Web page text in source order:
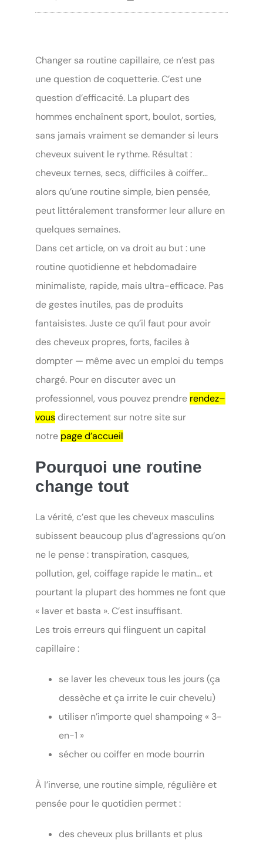
Changer sa routine capillaire, ce n’est pas
une question de coquetterie. C’est une
question d’efficacité. La plupart des
hommes enchaînent sport, boulot, sorties,
sans jamais vraiment se demander si leurs
cheveux suivent le rythme. Résultat :
cheveux ternes, secs, difficiles à coiffer…
alors qu’une routine simple, bien pensée,
peut littéralement transformer leur allure en
quelques semaines.
Dans cet article, on va droit au but : une
routine quotidienne et hebdomadaire
minimaliste, rapide, mais ultra-efficace. Pas
de gestes inutiles, pas de produits
fantaisistes. Juste ce qu’il faut pour avoir
des cheveux propres, forts, faciles à
dompter — même avec un emploi du temps
chargé. Pour en discuter avec un
professionnel, vous pouvez prendre rendez–
vous directement sur notre site sur
notre page d’accueil
Pourquoi une routine
change tout
La vérité, c’est que les cheveux masculins
subissent beaucoup plus d’agressions qu’on
ne le pense : transpiration, casques,
pollution, gel, coiffage rapide le matin… et
pourtant la plupart des hommes ne font que
« laver et basta ». C’est insuffisant.
Les trois erreurs qui flinguent un capital
capillaire :
se laver les cheveux tous les jours (ça
dessèche et ça irrite le cuir chevelu)
utiliser n’importe quel shampoing « 3-
en-1 »
sécher ou coiffer en mode bourrin
À l’inverse, une routine simple, régulière et
pensée pour le quotidien permet :
des cheveux plus brillants et plus